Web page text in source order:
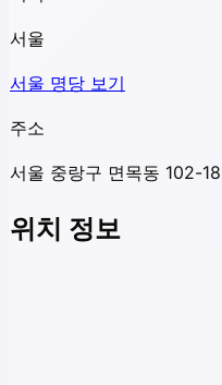
서울
서울 명당 보기
주소
서울 중랑구 면목동 102-18
위치 정보